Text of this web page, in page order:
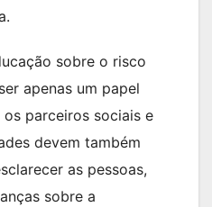
sobre o risco
apenas um papel
parceiros sociais e
devem também
as pessoas,
sobre a